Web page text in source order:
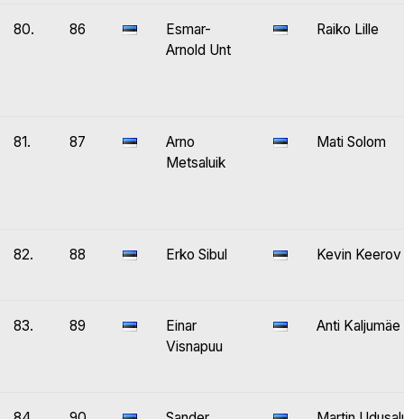
80. 86
Esmar-
Arnold Unt
Raiko Lille
81. 87
Arno
Metsaluik
Mati Solom
82. 88 Erko Sibul Kevin Keerov
83. 89
Einar
Visnapuu
Anti Kaljumäe